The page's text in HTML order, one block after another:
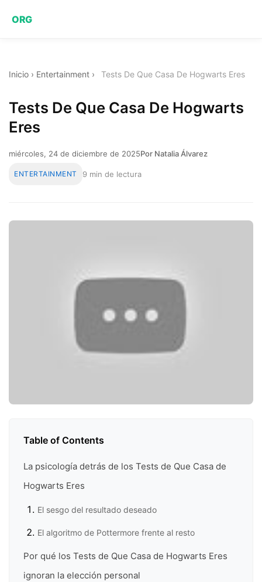
ORG
Inicio › Entertainment › Tests De Que Casa De Hogwarts Eres
Tests De Que Casa De Hogwarts
Eres
miércoles, 24 de diciembre de 2025Por Natalia Álvarez
ENTERTAINMENT 9 min de lectura
Table of Contents
La psicología detrás de los Tests de Que Casa de
Hogwarts Eres
El sesgo del resultado deseado
El algoritmo de Pottermore frente al resto
Por qué los Tests de Que Casa de Hogwarts Eres
ignoran la elección personal